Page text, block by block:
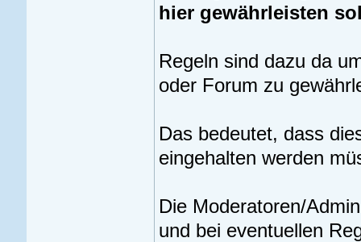
hier gewährleisten
Regeln sind dazu da
oder Forum zu
Das bedeutet, dass
eingehalten werden
Die Moderatoren/
und bei eventuellen